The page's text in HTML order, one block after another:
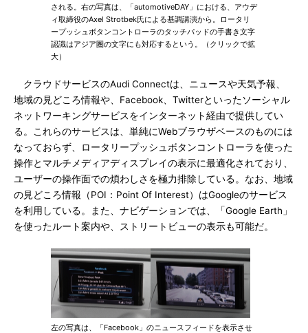
される。右の写真は、「automotiveDAY」における、アウデ
ィ取締役のAxel Strotbek氏による基調講演から。ロータリ
ープッシュボタンコントローラのタッチパッドの手書き文字
認識はアジア圏の文字にも対応するという。（クリックで拡
大）
クラウドサービスのAudi Connectは、ニュースや天気予報、
地域の見どころ情報や、Facebook、Twitterといったソーシャル
ネットワーキングサービスをインターネット経由で提供してい
る。これらのサービスは、単純にWebブラウザベースのものには
なっておらず、ロータリープッシュボタンコントローラを使った
操作とマルチメディアディスプレイの表示に最適化されており、
ユーザーの操作面での煩わしさを極力排除している。なお、地域
の見どころ情報（POI：Point Of Interest）はGoogleのサービス
を利用している。また、ナビゲーションでは、「Google Earth」
を使ったルート案内や、ストリートビューの表示も可能だ。
左の写真は、「Facebook」のニュースフィードを表示させ